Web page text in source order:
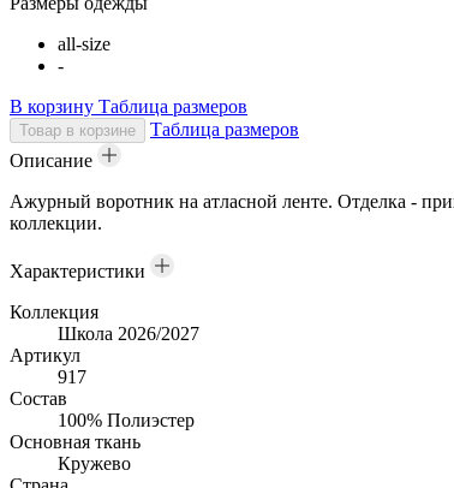
all-size
-
В корзину Таблица размеров
Товар в корзине
Таблица размеров
Описание
Ажурный воротник на атласной ленте. Отделка -
коллекции.
Характеристики
Коллекция
Школа 2026/2027
Артикул
917
Состав
100% Полиэстер
Основная ткань
Кружево